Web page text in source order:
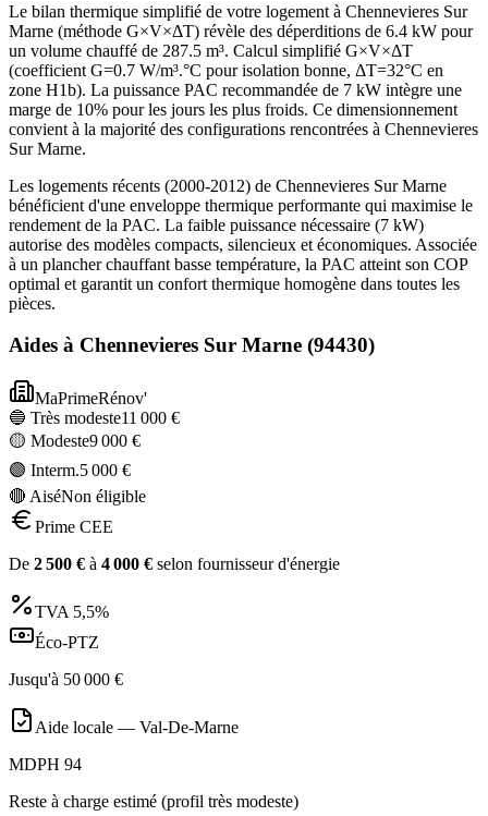
Le bilan thermique simplifié de votre logement à Chennevieres Sur
Marne (méthode G×V×ΔT) révèle des déperditions de 6.4 kW pour
un volume chauffé de 287.5 m³. Calcul simplifié G×V×ΔT
(coefficient G=0.7 W/m³.°C pour isolation bonne, ΔT=32°C en
zone H1b). La puissance PAC recommandée de 7 kW intègre une
marge de 10% pour les jours les plus froids. Ce dimensionnement
convient à la majorité des configurations rencontrées à Chennevieres
Sur Marne.
Les logements récents (2000-2012) de Chennevieres Sur Marne
bénéficient d'une enveloppe thermique performante qui maximise le
rendement de la PAC. La faible puissance nécessaire (7 kW)
autorise des modèles compacts, silencieux et économiques. Associée
à un plancher chauffant basse température, la PAC atteint son COP
optimal et garantit un confort thermique homogène dans toutes les
pièces.
Aides à Chennevieres Sur Marne (94430)
MaPrimeRénov'
🔵 Très modeste11 000 €
🟡 Modeste9 000 €
🟣 Interm.5 000 €
🔴 AiséNon éligible
Prime CEE
De 2 500 € à 4 000 € selon fournisseur d'énergie
TVA 5,5%
Éco-PTZ
Jusqu'à 50 000 €
Aide locale — Val-De-Marne
MDPH 94
Reste à charge estimé (profil très modeste)